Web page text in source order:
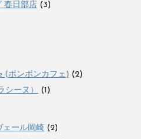
春日部店 (3)
(ボンボンカフェ) (2)
シーヌ）
(1)
ェール岡崎 (2)